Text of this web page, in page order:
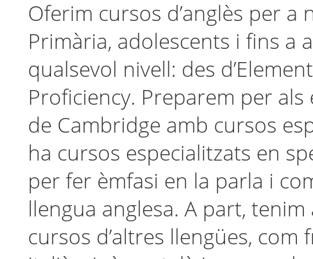
Oferim cursos d’anglès per a
Primària, adolescents i fins a
qualsevol nivell: des
Proficiency. Preparem per als
de Cambridge amb cursos
ha cursos especialitzats en
per fer èmfasi en la parla i
llengua anglesa. A part,
cursos d’altres llengües, com